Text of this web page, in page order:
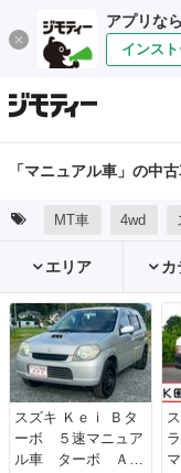
アプリな
インス
「マニュアル車」の中
MT車 4wd
エリア カ
スズキ Ｋｅｉ Ｂタ
ーボ ５速マニュア
ル車 ターボ Ａ